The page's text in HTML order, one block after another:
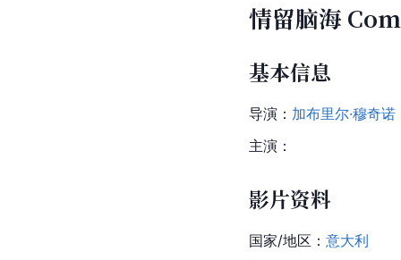
情留脑海
基本信息
导演： 加布里尔·穆奇诺
主演：
影片资料
国家/地区： 意大利